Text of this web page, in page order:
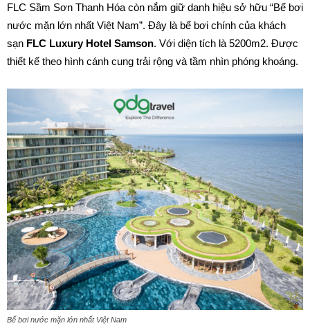
FLC Sầm Sơn Thanh Hóa còn nắm giữ danh hiệu sở hữu “Bể bơi
nước mặn lớn nhất Việt Nam”. Đây là bể bơi chính của khách
sạn FLC Luxury Hotel Samson. Với diện tích là 5200m2. Được
thiết kế theo hình cánh cung trải rộng và tầm nhìn phóng khoáng.
Bể bơi nước mặn lớn nhất Việt Nam